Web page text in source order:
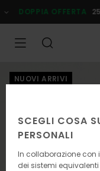
alle
informazioni
prodotto
DOPPIA OFFERTA
NUOVI ARRIVI
SCEGLI COSA
PERSONALI
In collaborazione con
dei sistemi